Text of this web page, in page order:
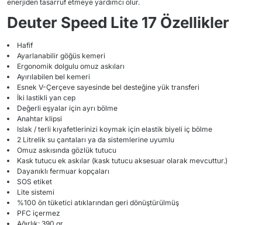
enerjiden tasarruf etmeye yardımcı olur.
Deuter Speed Lite 17 Özellikler
Hafif
Ayarlanabilir göğüs kemeri
Ergonomik dolgulu omuz askıları
Ayırılabilen bel kemeri
Esnek V-Çerçeve sayesinde bel desteğine yük transferi
İki lastikli yan cep
Değerli eşyalar için ayrı bölme
Anahtar klipsi
Islak / terli kıyafetlerinizi koymak için elastik biyeli iç bölme
2 Litrelik su çantaları ya da sistemlerine uyumlu
Omuz askısında gözlük tutucu
Kask tutucu ek askılar (kask tutucu aksesuar olarak mevcuttur.)
Dayanıklı fermuar kopçaları
SOS etiket
Lite sistemi
%100 ön tüketici atıklarından geri dönüştürülmüş
PFC içermez